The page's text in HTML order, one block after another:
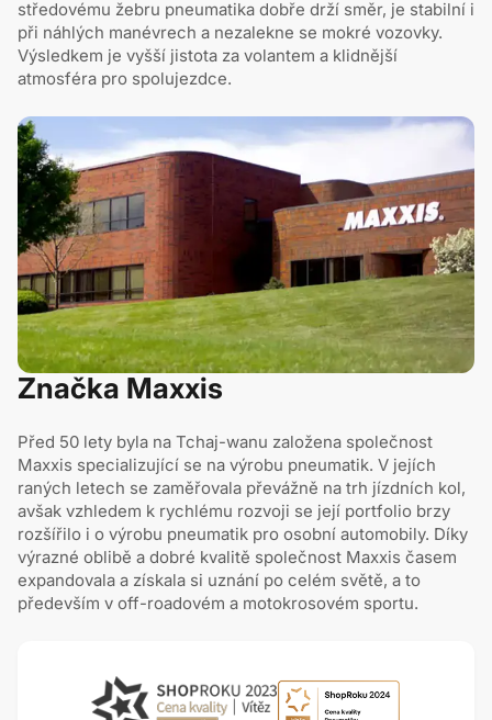
středovému žebru pneumatika dobře drží směr, je stabilní i
při náhlých manévrech a nezalekne se mokré vozovky.
Výsledkem je vyšší jistota za volantem a klidnější
atmosféra pro spolujezdce.
Značka Maxxis
Před 50 lety byla na Tchaj-wanu založena společnost
Maxxis specializující se na výrobu pneumatik. V jejích
raných letech se zaměřovala převážně na trh jízdních kol,
avšak vzhledem k rychlému rozvoji se její portfolio brzy
rozšířilo i o výrobu pneumatik pro osobní automobily. Díky
výrazné oblibě a dobré kvalitě společnost Maxxis časem
expandovala a získala si uznání po celém světě, a to
především v off-roadovém a motokrosovém sportu.